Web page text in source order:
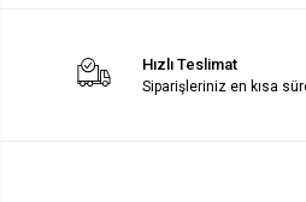
Hızlı Teslimat
Siparişleriniz en kısa